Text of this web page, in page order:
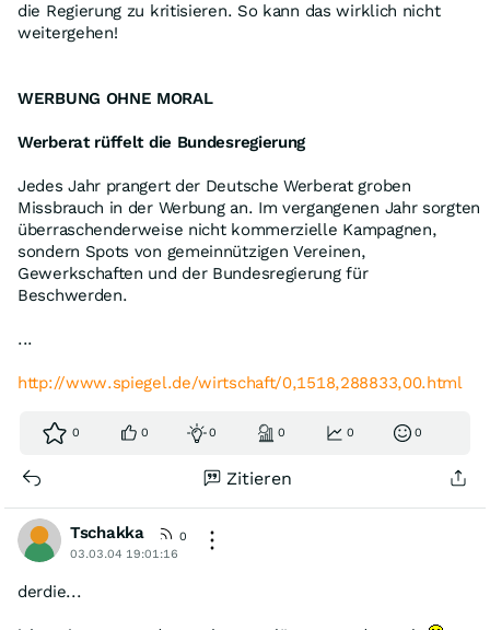
die Regierung zu kritisieren. So kann das wirklich nicht
weitergehen!
WERBUNG OHNE MORAL
Werberat rüffelt die Bundesregierung
Jedes Jahr prangert der Deutsche Werberat groben
Missbrauch in der Werbung an. Im vergangenen Jahr sorgten
überraschenderweise nicht kommerzielle Kampagnen,
sondern Spots von gemeinnützigen Vereinen,
Gewerkschaften und der Bundesregierung für
Beschwerden.
...
http://www.spiegel.de/wirtschaft/0,1518,288833,00.html
0 0 0 0 0 0
Zitieren
Tschakka
0
03.03.04 19:01:16
derdie...